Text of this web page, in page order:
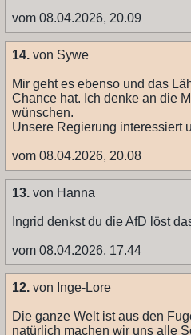
vom 08.04.2026, 20.09
14. von Sywe
Mir geht es ebenso und das
Chance hat. Ich denke an die
wünschen.
Unsere Regierung interessiert
vom 08.04.2026, 20.08
13. von Hanna
Ingrid denkst du die AfD löst
vom 08.04.2026, 17.44
12. von Inge-Lore
Die ganze Welt ist aus den
natürlich machen wir uns alle